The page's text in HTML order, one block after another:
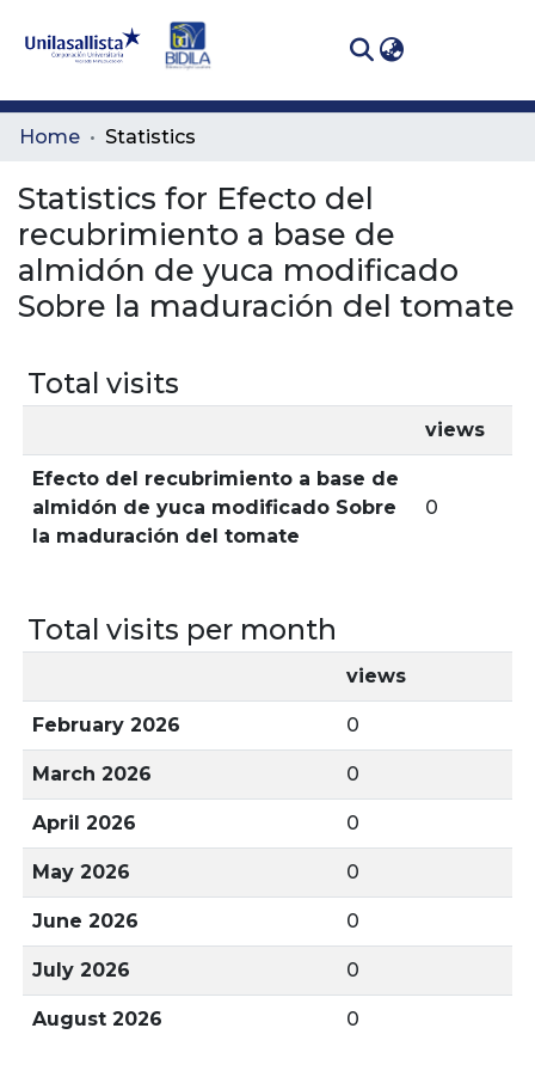
Communities
All of DSpace
Home Statistics
Statistics for Efecto del
recubrimiento a base de
almidón de yuca modificado
Sobre la maduración del tomate
Total visits
views
Efecto del recubrimiento a base de
almidón de yuca modificado Sobre
la maduración del tomate
0
Total visits per month
views
February 2026 0
March 2026 0
April 2026 0
May 2026 0
June 2026 0
July 2026 0
August 2026 0